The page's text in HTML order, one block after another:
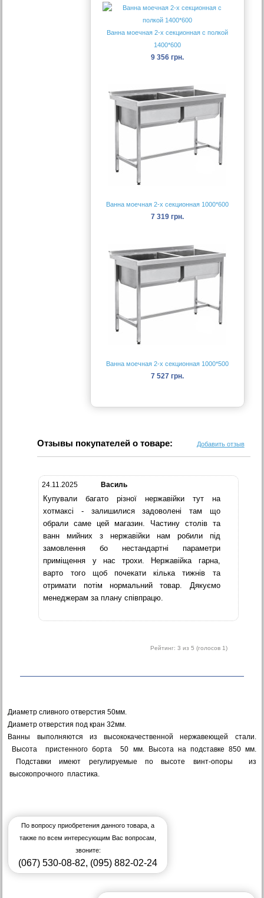
Ванна моечная 2-х секционная с полкой
1400*600
9 356 грн.
Ванна моечная 2-х секционная 1000*600
7 319 грн.
Ванна моечная 2-х секционная 1000*500
7 527 грн.
Отзывы покупателей о товаре: Добавить отзыв
24.11.2025 Василь
Купували багато різної нержавійки тут на
хотмаксі - залишилися задоволені там що
обрали саме цей магазин. Частину столів та
ванн мийних з нержавійки нам робили під
замовлення бо нестандартні параметри
приміщення у нас трохи. Нержавійка гарна,
варто того щоб почекати кілька тижнів та
отримати потім нормальний товар. Дякуємо
менеджерам за плану співпрацю.
Рейтинг: 3 из 5 (голосов 1)
Диаметр сливного отверстия 50мм.
Диаметр отверстия под кран 32мм.
Ванны выполняются из высококачественной нержавеющей стали.
Высота пристенного борта 50 мм. Высота на подставке 850 мм.
Подставки имеют регулируемые по высоте винт-опоры из
высокопрочного пластика.
По вопросу приобретения данного товара, а
также по всем интересующим Вас вопросам,
звоните:
(067) 530-08-82, (095) 882-02-24